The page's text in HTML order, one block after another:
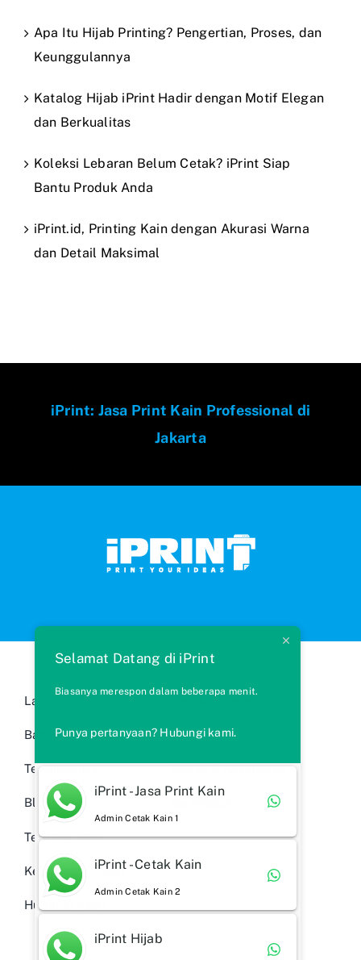
Apa Itu Hijab Printing? Pengertian, Proses, dan
Keunggulannya
Katalog Hijab iPrint Hadir dengan Motif Elegan
dan Berkualitas
Koleksi Lebaran Belum Cetak? iPrint Siap
Bantu Produk Anda
iPrint.id, Printing Kain dengan Akurasi Warna
dan Detail Maksimal
iPrint: Jasa Print Kain Professional di
Jakarta
Layanan Kami
Bahan Kain
Testimonials
Blog
Cara Memesan
FAQs
Tentang Kami
Kebijakan Privasi
Hubungi Kami
Selamat Datang di iPrint
Biasanya merespon dalam beberapa menit.
Punya pertanyaan? Hubungi kami.
iPrint - Jasa Print Kain
Admin Cetak Kain 1
iPrint - Cetak Kain
Admin Cetak Kain 2
iPrint Hijab